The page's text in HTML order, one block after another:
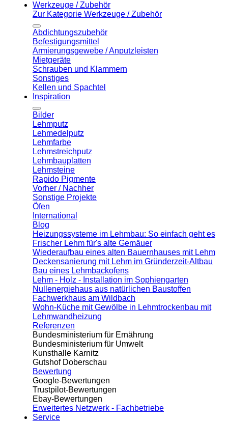
Werkzeuge / Zubehör
Zur Kategorie Werkzeuge / Zubehör
Abdichtungszubehör
Befestigungsmittel
Armierungsgewebe / Anputzleisten
Mietgeräte
Schrauben und Klammern
Sonstiges
Kellen und Spachtel
Inspiration
Bilder
Lehmputz
Lehmedelputz
Lehmfarbe
Lehmstreichputz
Lehmbauplatten
Lehmsteine
Rapido Pigmente
Vorher / Nachher
Sonstige Projekte
Öfen
International
Blog
Heizungssysteme im Lehmbau: So einfach geht es
Frischer Lehm für's alte Gemäuer
Wiederaufbau eines alten Bauernhauses mit Lehm
Deckensanierung mit Lehm im Gründerzeit-Altbau
Bau eines Lehmbackofens
Lehm - Holz - Installation im Sophiengarten
Nullenergiehaus aus natürlichen Baustoffen
Fachwerkhaus am Wildbach
Wohn-Küche mit Gewölbe in Lehmtrockenbau mit
Lehmwandheizung
Referenzen
Bundesministerium für Ernährung
Bundesministerium für Umwelt
Kunsthalle Karnitz
Gutshof Doberschau
Bewertung
Google-Bewertungen
Trustpilot-Bewertungen
Ebay-Bewertungen
Erweitertes Netzwerk - Fachbetriebe
Service